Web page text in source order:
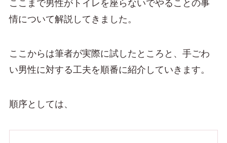
ここまで男性がトイレを座らないでやることの事
情について解説してきました。
ここからは筆者が実際に試したところと、手ごわ
い男性に対する工夫を順番に紹介していきます。
順序としては、